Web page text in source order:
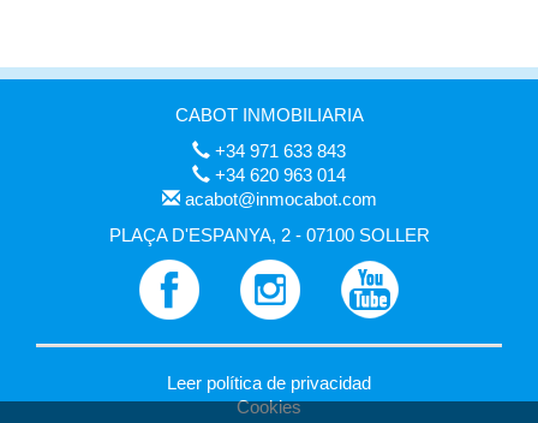
CABOT INMOBILIARIA
+34 971 633 843
+34 620 963 014
acabot@inmocabot.com
PLAÇA D'ESPANYA, 2 - 07100 SOLLER
Leer política de privacidad
Cookies